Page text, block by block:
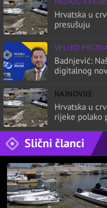
Hrvatska u
presušuju
VELIKO
Badnjević:
digitalnog
NAJNOVIJE
Hrvatska u
rijeke polako
Slični članci